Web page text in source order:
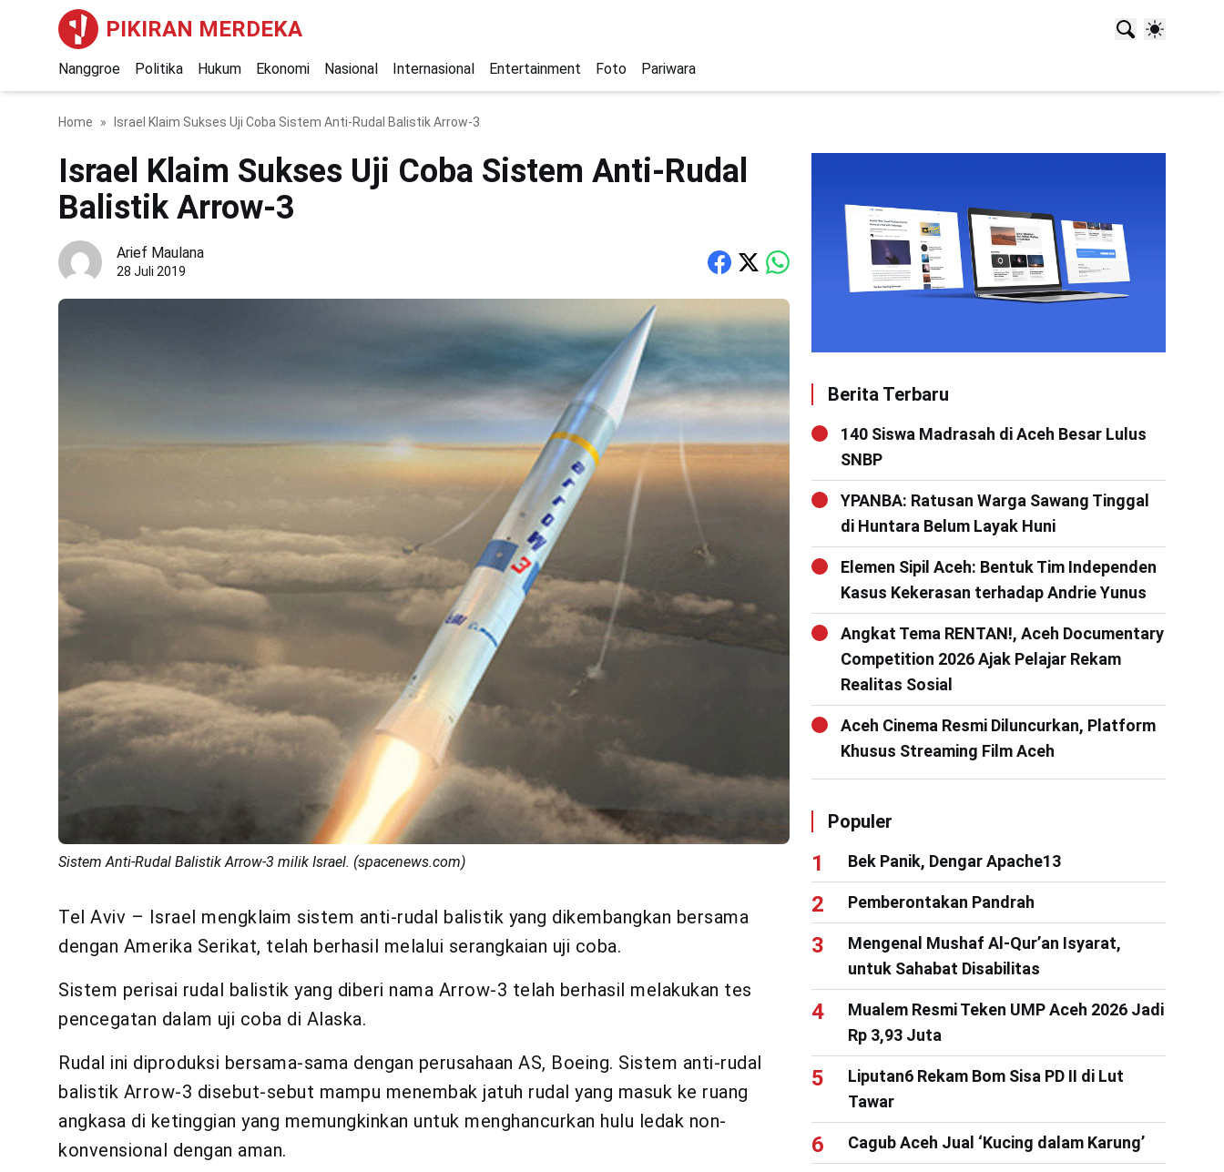
PIKIRAN MERDEKA
Nanggroe Politika Hukum Ekonomi Nasional Internasional Entertainment Foto Pariwara
Home Israel Klaim Sukses Uji Coba Sistem Anti-Rudal Balistik Arrow-3
Israel Klaim Sukses Uji Coba Sistem Anti-Rudal
Balistik Arrow-3
Arief Maulana
28 Juli 2019
Sistem Anti-Rudal Balistik Arrow-3 milik Israel. (spacenews.com)
Tel Aviv – Israel mengklaim sistem anti-rudal balistik yang dikembangkan bersama
dengan Amerika Serikat, telah berhasil melalui serangkaian uji coba.
Sistem perisai rudal balistik yang diberi nama Arrow-3 telah berhasil melakukan tes
pencegatan dalam uji coba di Alaska.
Rudal ini diproduksi bersama-sama dengan perusahaan AS, Boeing. Sistem anti-rudal
balistik Arrow-3 disebut-sebut mampu menembak jatuh rudal yang masuk ke ruang
angkasa di ketinggian yang memungkinkan untuk menghancurkan hulu ledak non-
konvensional dengan aman.
Berita Terbaru
140 Siswa Madrasah di Aceh Besar Lulus
SNBP
YPANBA: Ratusan Warga Sawang Tinggal
di Huntara Belum Layak Huni
Elemen Sipil Aceh: Bentuk Tim Independen
Kasus Kekerasan terhadap Andrie Yunus
Angkat Tema RENTAN!, Aceh Documentary
Competition 2026 Ajak Pelajar Rekam
Realitas Sosial
Aceh Cinema Resmi Diluncurkan, Platform
Khusus Streaming Film Aceh
Populer
Bek Panik, Dengar Apache13
Pemberontakan Pandrah
Mengenal Mushaf Al-Qur’an Isyarat,
untuk Sahabat Disabilitas
Mualem Resmi Teken UMP Aceh 2026 Jadi
Rp 3,93 Juta
Liputan6 Rekam Bom Sisa PD II di Lut
Tawar
Cagub Aceh Jual ‘Kucing dalam Karung’